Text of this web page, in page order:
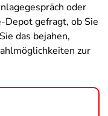
oder
gefragt, ob Sie
das bejahen,
zur